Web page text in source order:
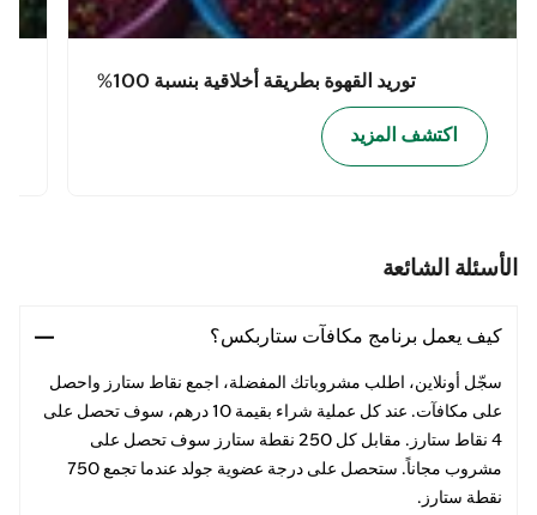
توريد القهوة بطريقة أخلاقية بنسبة 100%
اكتشف المزيد
الأسئلة الشائعة
كيف يعمل برنامج مكافآت ستاربكس؟
سجّل أونلاين، اطلب مشروباتك المفضلة، اجمع نقاط ستارز واحصل
على مكافآت. عند كل عملية شراء بقيمة 10 درهم، سوف تحصل على
4 نقاط ستارز. مقابل كل 250 نقطة ستارز سوف تحصل على
مشروب مجاناً. ستحصل على درجة عضوية جولد عندما تجمع 750
نقطة ستارز.